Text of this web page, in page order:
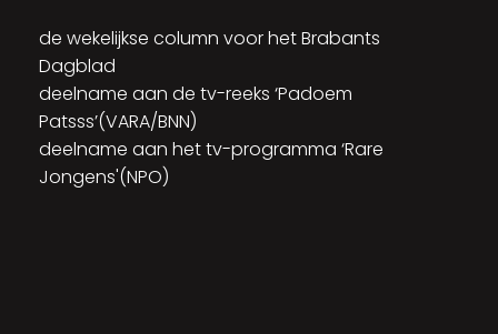
de wekelijkse column voor het Brabants
Dagblad
deelname aan de tv-reeks ‘Padoem
Patsss’(VARA/BNN)
deelname aan het tv-programma ‘Rare
Jongens'(NPO)